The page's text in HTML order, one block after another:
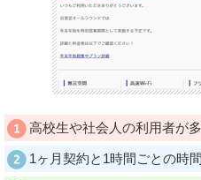
高校生や社会人の利用者が
1ヶ月契約と1時間ごとの時